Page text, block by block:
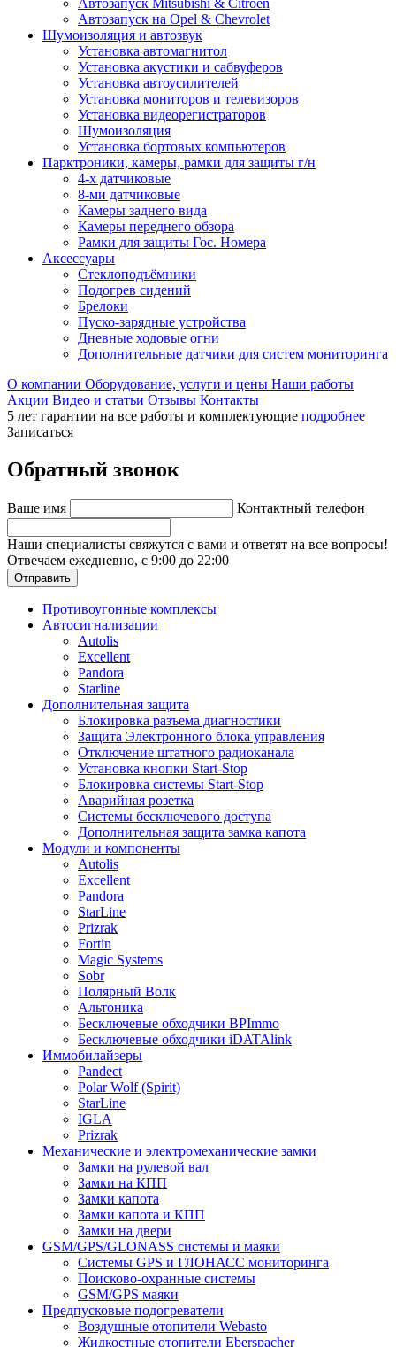
Автозапуск Mitsubishi & Citroen
Автозапуск на Opel & Chevrolet
Шумоизоляция и автозвук
Установка автомагнитол
Установка акустики и сабвуферов
Установка автоусилителей
Установка мониторов и телевизоров
Установка видеорегистраторов
Шумоизоляция
Установка бортовых компьютеров
Парктроники, камеры, рамки для защиты г/н
4-х датчиковые
8-ми датчиковые
Камеры заднего вида
Камеры переднего обзора
Рамки для защиты Гос. Номера
Аксессуары
Стеклоподъёмники
Подогрев сидений
Брелоки
Пуско-зарядные устройства
Дневные ходовые огни
Дополнительные датчики для систем мониторинга
О компании Оборудование, услуги и цены Наши работы
Акции Видео и статьи Отзывы Контакты
5 лет гарантии на все работы и комплектующие подробнее
Записаться
Обратный звонок
Ваше имя Контактный телефон
Наши специалисты свяжутся с вами и ответят на все вопросы!
Отвечаем ежедневно, с 9:00 до 22:00
Отправить
Противоугонные комплексы
Автосигнализации
Autolis
Excellent
Pandora
Starline
Дополнительная защита
Блокировка разъема диагностики
Защита Электронного блока управления
Отключение штатного радиоканала
Установка кнопки Start-Stop
Блокировка системы Start-Stop
Аварийная розетка
Системы бесключевого доступа
Дополнительная защита замка капота
Модули и компоненты
Autolis
Excellent
Pandora
StarLine
Prizrak
Fortin
Magic Systems
Sobr
Полярный Волк
Альтоника
Бесключевые обходчики BPImmo
Бесключевые обходчики iDATAlink
Иммобилайзеры
Pandect
Polar Wolf (Spirit)
StarLine
IGLA
Prizrak
Механические и электромеханические замки
Замки на рулевой вал
Замки на КПП
Замки капота
Замки капота и КПП
Замки на двери
GSM/GPS/GLONASS системы и маяки
Системы GPS и ГЛОНАСС мониторинга
Поисково-охранные системы
GSM/GPS маяки
Предпусковые подогреватели
Воздушные отопители Webasto
Жидкостные отопители Eberspacher